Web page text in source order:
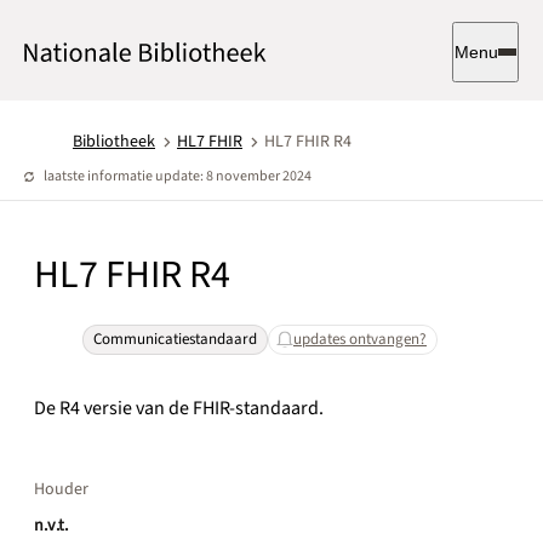
Menu
Bibliotheek HL7 FHIR HL7 FHIR R4
laatste informatie update: 8 november 2024
HL7 FHIR R4
Communicatiestandaard updates ontvangen?
De R4 versie van de FHIR-standaard.
Houder
n.v.t.